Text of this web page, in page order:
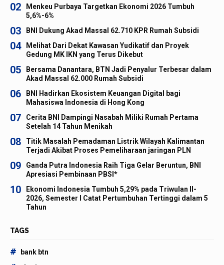
02
Menkeu Purbaya Targetkan Ekonomi 2026 Tumbuh
5,6%-6%
03 BNI Dukung Akad Massal 62.710 KPR Rumah Subsidi
04
Melihat Dari Dekat Kawasan Yudikatif dan Proyek
Gedung MK IKN yang Terus Dikebut
05
Bersama Danantara, BTN Jadi Penyalur Terbesar dalam
Akad Massal 62.000 Rumah Subsidi
06
BNI Hadirkan Ekosistem Keuangan Digital bagi
Mahasiswa Indonesia di Hong Kong
07
Cerita BNI Dampingi Nasabah Miliki Rumah Pertama
Setelah 14 Tahun Menikah
08
Titik Masalah Pemadaman Listrik Wilayah Kalimantan
Terjadi Akibat Proses Pemeliharaan jaringan PLN
09
Ganda Putra Indonesia Raih Tiga Gelar Beruntun, BNI
Apresiasi Pembinaan PBSI*
10
Ekonomi Indonesia Tumbuh 5,29% pada Triwulan II-
2026, Semester I Catat Pertumbuhan Tertinggi dalam 5
Tahun
TAGS
# bank btn